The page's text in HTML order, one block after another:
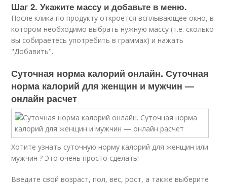
Шаг 2. Укажите массу и добавьте в меню.
После клика по продукту откроется всплывающее окно, в
котором необходимо выбрать нужную массу (т.е. сколько
вы собираетесь употребить в граммах) и нажать
"Добавить".
Суточная норма калорий онлайн. Суточная
норма калорий для женщин и мужчин —
онлайн расчет
Хотите узнать суточную норму калорий для женщин или
мужчин ? Это очень просто сделать!
Введите свой возраст, пол, вес, рост, а также выберите